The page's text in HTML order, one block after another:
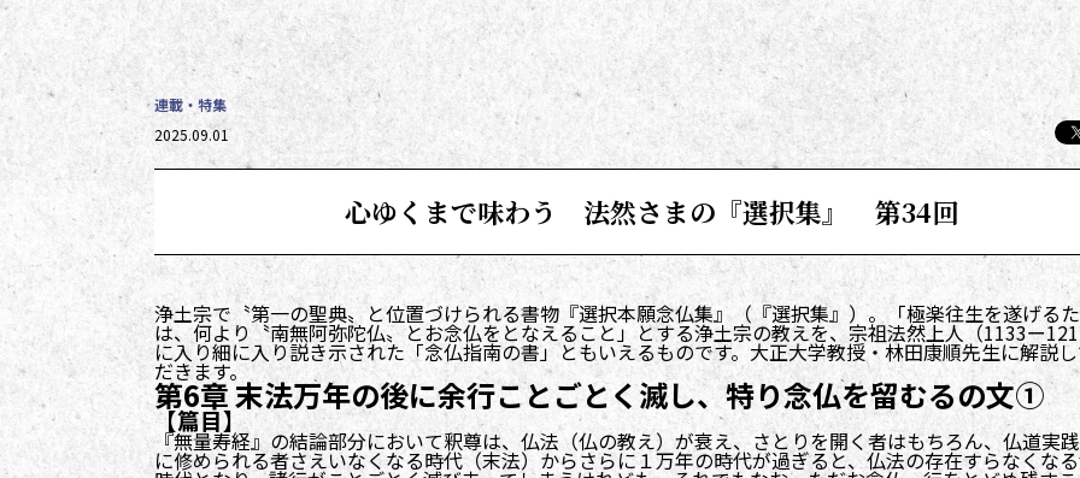
心ゆくまで味わう 法然さまの『選択集』 第34回
連載・特集
投稿日時
2025.09.01
浄土宗で〝第一の聖典〟と位置づけられる書物『選択本願念仏集』（『選択集』）。「極楽往生を遂げる
は、何より〝南無阿弥陀仏〟とお念仏をとなえること」とする浄土宗の教えを、宗祖法然上人（1133ー
に入り細に入り説き示された「念仏指南の書」ともいえるものです。大正大学教授・林田康順先生に解説
だきます。
第6章 末法万年の後に余行ことごとく滅し、特り念仏を留むるの文①
【篇目】
『無量寿経』の結論部分において釈尊は、仏法（仏の教え）が衰え、さとりを開く者はもちろん、仏道実
に修められる者さえいなくなる時代（末法）からさらに１万年の時代が過ぎると、仏法の存在すらなくな